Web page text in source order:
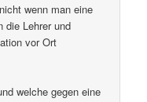
wenn man eine
die Lehrer und
vor Ort
welche gegen eine